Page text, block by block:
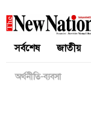
to
সর্বশেষ জাতীয়
অর্থনীতি-ব্যবসা